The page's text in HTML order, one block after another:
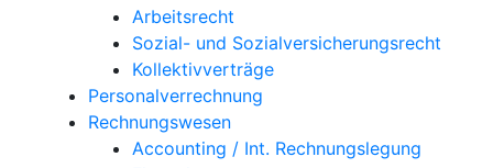
Arbeitsrecht
Sozial- und Sozialversicherungsrecht
Kollektivverträge
Personalverrechnung
Rechnungswesen
Accounting / Int. Rechnungslegung